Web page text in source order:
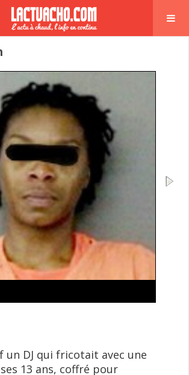
un DJ qui fricotait avec une
13 ans, coffré pour